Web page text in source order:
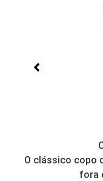
O clássico copo
fora